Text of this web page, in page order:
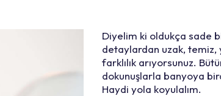
Diyelim ki oldukça sade
detaylardan uzak, temiz,
farklılık arıyorsunuz.
dokunuşlarla banyoya
Haydi yola koyulalım.